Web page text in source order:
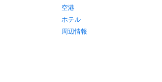
空港
ホテル
周辺情報